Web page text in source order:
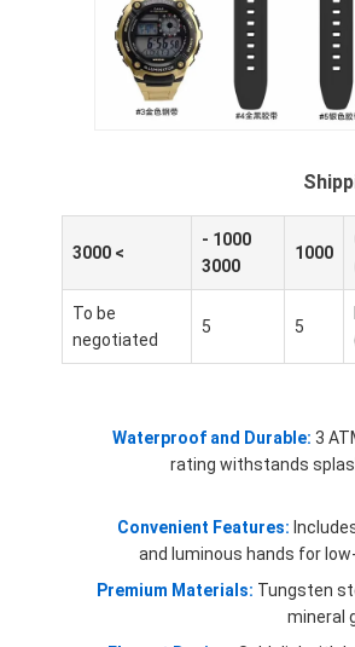
1000
1000 -
3000
> 3000
5
5
To be
negotiated
Waterproof and Durable: 3
rating withstands
Convenient Features:
and luminous hands for
Premium Materials: Tungsten
mineral